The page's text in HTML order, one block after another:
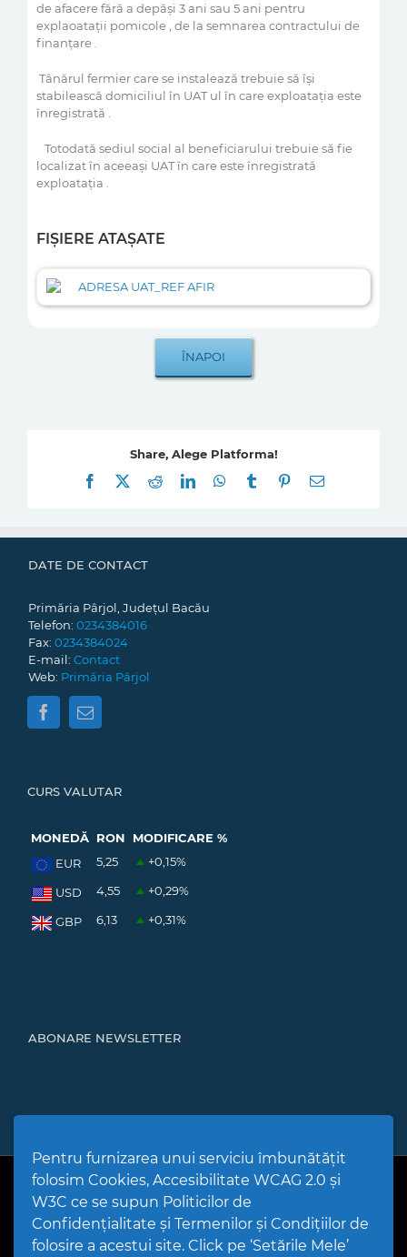
Pentru furnizarea unui serviciu îmbunătățit
folosim Cookies, Accesibilitate WCAG 2.0 și
W3C ce se supun Politicilor de
Confidențialitate și Termenilor și Condițiilor de
folosire a acestui site. Click pe ‘Setările Mele’
de afacere fără a depăşi 3 ani sau 5 ani pentru
explaoataţii pomicole , de la semnarea contractului de
finanţare .
Tânărul fermier care se instalează trebuie să îşi
stabilească domiciliul în UAT ul în care exploataţia este
înregistrată .
Totodată sediul social al beneficiarului trebuie să fie
localizat în aceeaşi UAT în care este înregistrată
exploataţia .
FIȘIERE ATAȘATE
ADRESA UAT_REF AFIR
Share, Alege Platforma!
Facebook
RedditLinkedInWhatsApp
Tumblr Pinterest
E-
DATE DE CONTACT
Primăria Pârjol, Județul Bacău
Telefon: 0234384016
Fax: 0234384024
E-mail: Contact
Web: Primăria Pârjol
CURS VALUTAR
MONEDĂ RON
MODIFICARE %
EUR
5,25 +0,15%
USD 4,55 +0,29%
GBP 6,13 +0,31%
ABONARE NEWSLETTER
PPW @2026 |Hartă Website|Setări Cookies și Accesibilitate
Politică de utilizare Cookies|Politică de confidențialitate site
Termeni și condiții de utilizare a site-ului